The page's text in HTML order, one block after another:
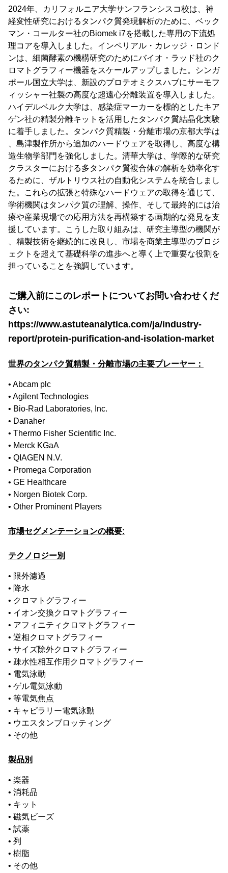
2024年、カリフォルニア大学サンフランシスコ校は、神
経変性研究におけるタンパク質発現解析のために、ベック
マン・コールター社のBiomek i7を搭載した専用の下流処
理コアを導入しました。インペリアル・カレッジ・ロンド
ンは、細菌酵素の機構研究のためにバイオ・ラッド社のク
ロマトグラフィー機器をスケールアップしました。シンガ
ポール国立大学は、新設のプロテオミクスハブにサーモフ
ィッシャー社製の高度な超遠心分離装置を導入しました。
ハイデルベルク大学は、感染症マーカーを標的としたキア
ゲン社の精製分離キットを活用したタンパク質結晶化実験
に着手しました。タンパク質精製・分離市場の京都大学は
、島津製作所から追加のハードウェアを取得し、高度な構
造生物学部門を強化しました。清華大学は、学際的な研究
クラスターにおける多タンパク質複合体の解析を効率化す
るために、ザルトリウス社の自動化システムを統合しまし
た。これらの拡張と特殊なハードウェアの取得を通じて、
学術機関はタンパク質の理解、操作、そして最終的には治
療や産業現場での応用方法を再構築する画期的な発見を支
援しています。こうした取り組みは、研究主導型の機関が
、精製技術を継続的に改良し、市場を商業主導型のプロジ
ェクトを超えて基礎科学の進歩へと導く上で重要な役割を
担っていることを強調しています。
ご購入前にこのレポートについてお問い合わせくだ
さい:
https://www.astuteanalytica.com/ja/industry-
report/protein-purification-and-isolation-market
世界のタンパク質精製・分離市場の主要プレーヤー：
• Abcam plc
• Agilent Technologies
• Bio-Rad Laboratories, Inc.
• Danaher
• Thermo Fisher Scientific Inc.
• Merck KGaA
• QIAGEN N.V.
• Promega Corporation
• GE Healthcare
• Norgen Biotek Corp.
• Other Prominent Players
市場セグメンテーションの概要:
テクノロジー別
• 限外濾過
• 降水
• クロマトグラフィー
• イオン交換クロマトグラフィー
• アフィニティクロマトグラフィー
• 逆相クロマトグラフィー
• サイズ除外クロマトグラフィー
• 疎水性相互作用クロマトグラフィー
• 電気泳動
• ゲル電気泳動
• 等電気焦点
• キャピラリー電気泳動
• ウエスタンブロッティング
• その他
製品別
• 楽器
• 消耗品
• キット
• 磁気ビーズ
• 試薬
• 列
• 樹脂
• その他